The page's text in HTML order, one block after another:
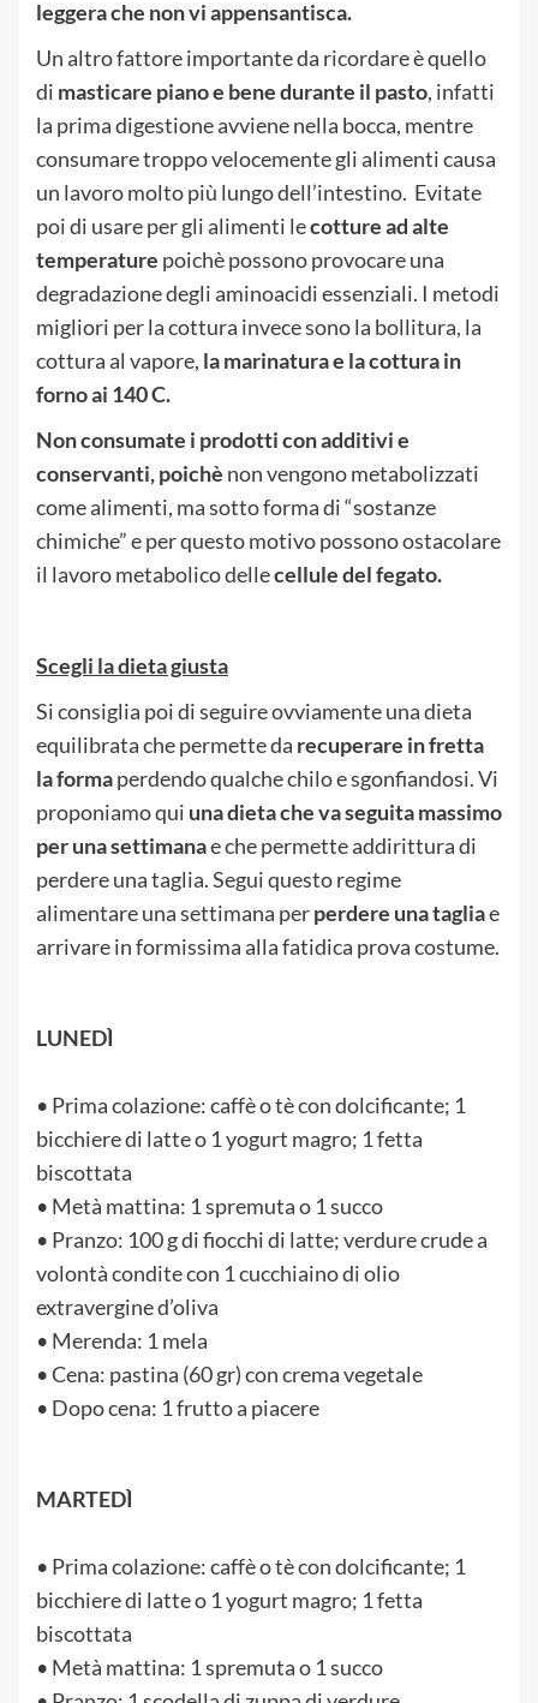
leggera che non vi appensantisca.
Un altro fattore importante da ricordare è quello
di masticare piano e bene durante il pasto, infatti
la prima digestione avviene nella bocca, mentre
consumare troppo velocemente gli alimenti causa
un lavoro molto più lungo dell’intestino. Evitate
poi di usare per gli alimenti lecotture ad alte
temperature poichè possono provocare una
degradazione degli aminoacidi essenziali. I metodi
migliori per la cottura invece sono la bollitura, la
cottura al vapore, la marinatura e la cottura in
forno ai 140 C.
Non consumate i prodotti con additivi e
conservanti, poichè non vengono metabolizzati
come alimenti, ma sotto forma di “sostanze
chimiche” e per questo motivo possono ostacolare
il lavoro metabolico dellecellule del fegato.
Scegli la dieta giusta
Si consiglia poi di seguire ovviamente una dieta
equilibrata che permette da recuperare in fretta
la formaperdendo qualche chilo e sgonfiandosi. Vi
proponiamo qui una dieta che va seguita massimo
per una settimanae che permette addirittura di
perdere una taglia. Segui questo regime
alimentare una settimana perperdere una tagliae
arrivare in formissima alla fatidica prova costume.
LUNEDÌ
• Prima colazione: caffè o tè con dolcificante; 1
bicchiere di latte o 1 yogurt magro; 1 fetta
biscottata
• Metà mattina: 1 spremuta o 1 succo
• Pranzo: 100 g di fiocchi di latte; verdure crude a
volontà condite con 1 cucchiaino di olio
extravergine d’oliva
• Merenda: 1 mela
• Cena: pastina (60 gr) con crema vegetale
• Dopo cena: 1 frutto a piacere
MARTEDÌ
• Prima colazione: caffè o tè con dolcificante; 1
bicchiere di latte o 1 yogurt magro; 1 fetta
biscottata
• Metà mattina: 1 spremuta o 1 succo